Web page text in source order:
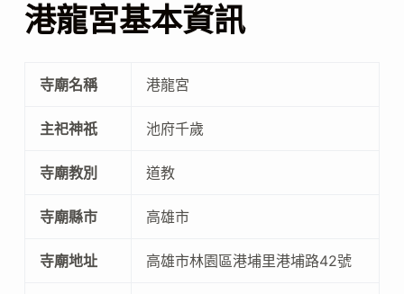
港龍宮基本資訊
寺廟名稱 港龍宮
主祀神祇 池府千歲
寺廟教別 道教
寺廟縣市 高雄市
寺廟地址 高雄市林園區港埔里港埔路42號